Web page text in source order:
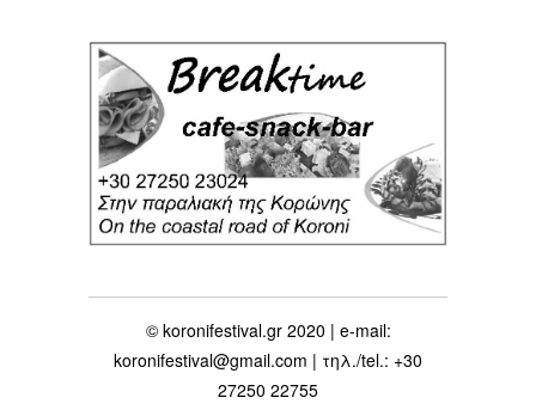
© koronifestival.gr 2020 | e-mail:
koronifestival@gmail.com | τηλ./tel.: +30
27250 22755